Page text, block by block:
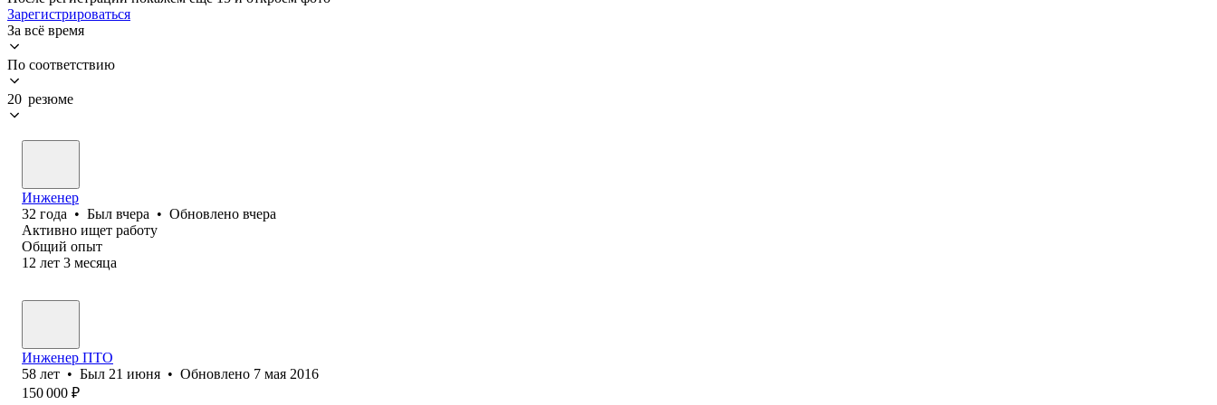
Зарегистрироваться
За всё время
По соответствию
20 резюме
Инженер
32 года • Был вчера • Обновлено вчера
Активно ищет работу
Общий опыт
12 лет 3 месяца
Инженер ПТО
58 лет • Был 21 июня • Обновлено 7 мая 2016
150 000 ₽